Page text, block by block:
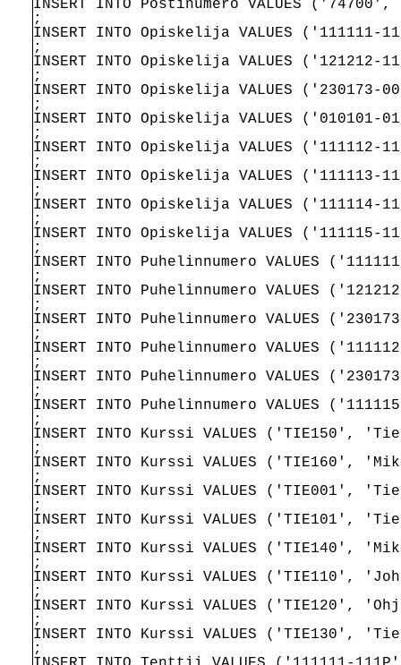
INSERT INTO Postinumero VALUES
;
INSERT INTO Opiskelija VALUES
;
INSERT INTO Opiskelija VALUES
;
INSERT INTO Opiskelija VALUES
;
INSERT INTO Opiskelija VALUES
;
INSERT INTO Opiskelija VALUES
;
INSERT INTO Opiskelija VALUES
;
INSERT INTO Opiskelija VALUES
;
INSERT INTO Opiskelija VALUES
;
INSERT INTO Puhelinnumero VALUES
;
INSERT INTO Puhelinnumero VALUES
;
INSERT INTO Puhelinnumero VALUES
;
INSERT INTO Puhelinnumero VALUES
;
INSERT INTO Puhelinnumero VALUES
;
INSERT INTO Puhelinnumero VALUES
;
INSERT INTO Kurssi VALUES ('TIE150',
;
INSERT INTO Kurssi VALUES ('TIE160',
;
INSERT INTO Kurssi VALUES ('TIE001',
;
INSERT INTO Kurssi VALUES ('TIE101',
;
INSERT INTO Kurssi VALUES
;
INSERT INTO Kurssi VALUES ('TIE110',
;
INSERT INTO Kurssi VALUES ('TIE120',
;
INSERT INTO Kurssi VALUES ('TIE130',
;